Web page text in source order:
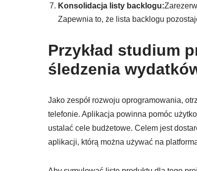
Konsolidacja listy backlogu:
Zapewnia to, że lista backlogu
Przykład studium
śledzenia
Jako zespół rozwoju oprogramowania,
telefonie. Aplikacja powinna pomóc
ustalać cele budżetowe. Celem jest
aplikacji, którą można używać na